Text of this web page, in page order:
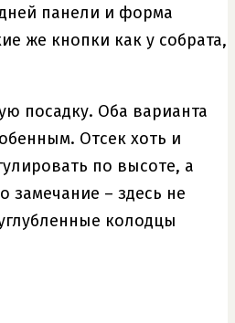
панели и форма
же кнопки как у собрата,
посадку. Оба варианта
Отсек хоть и
по высоте, а
замечание – здесь не
колодцы